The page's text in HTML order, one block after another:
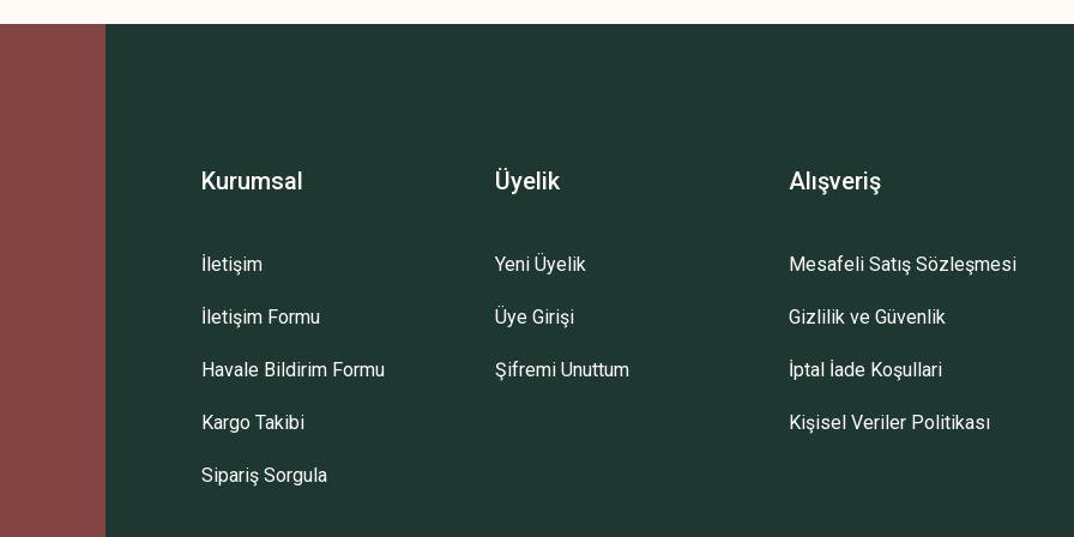
Bu ürüne ilk yorumu siz yapın!
Gönder
Kurumsal
İletişim
İletişim Formu
Havale Bildirim Formu
Kargo Takibi
Sipariş Sorgula
Üyelik
Yeni Üyelik
Üye Girişi
Şifremi Unuttum
Alışveriş
Mesafeli Satış Sözleşmesi
Gizlilik ve Güvenlik
İptal İade Koşullari
Kişisel Veriler Politikası